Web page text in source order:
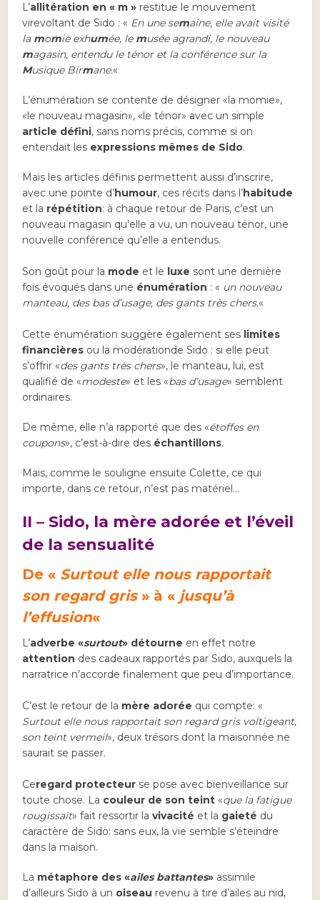
L’allitération en « m » restitue le mouvement
virevoltant de Sido : « En une semaine, elle avait visité
lamomie exhumée, le musée agrandi, le nouveau
magasin, entendu le ténor et la conférence sur la
Musique Birmane.«
L’énumération se contente de désigner «la momie»,
«le nouveau magasin», «le ténor» avec un simple
article défini, sans noms précis, comme si on
entendait les expressions mêmes de Sido.
Mais les articles définis permettent aussi d’inscrire,
avec une pointe d’humour, ces récits dans l’habitude
et la répétition: à chaque retour de Paris, c’est un
nouveau magasin qu’elle a vu, un nouveau ténor, une
nouvelle conférence qu’elle a entendus.
Son goût pour la mode et le luxe sont une dernière
fois évoqués dans une énumération : « un nouveau
manteau, des bas d’usage, des gants très chers.«
Cette énumération suggère également ses limites
financières ou la modérationde Sido : si elle peut
s’offrir «des gants très chers», le manteau, lui, est
qualifié de «modeste» et les «bas d’usage» semblent
ordinaires.
De même, elle n’a rapporté que des «étoffes en
coupons», c’est-à-dire des échantillons.
Mais, comme le souligne ensuite Colette, ce qui
importe, dans ce retour, n’est pas matériel…
II – Sido, la mère adorée et l’éveil
de la sensualité
De « Surtout elle nous rapportait
son regard gris» à « jusqu’à
l’effusion«
L’adverbe «surtout» détourne en effet notre
attention des cadeaux rapportés par Sido, auxquels la
narratrice n’accorde finalement que peu d’importance.
C’est le retour de la mère adorée qui compte: «
Surtout elle nous rapportait son regard gris voltigeant,
son teint vermeil», deux trésors dont la maisonnée ne
saurait se passer.
Ceregard protecteur se pose avec bienveillance sur
toute chose. La couleur de son teint «que la fatigue
rougissait» fait ressortir lavivacité et la gaieté du
caractère de Sido: sans eux, la vie semble s’éteindre
dans la maison.
La métaphore des «ailes battantes» assimile
d’ailleurs Sido à un oiseau revenu à tire d’ailes au nid,